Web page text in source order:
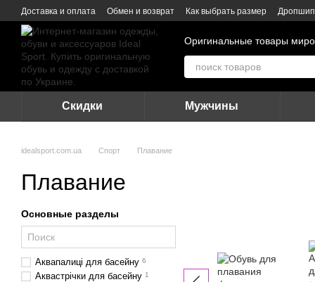
Перейти к основному контенту
Доставка и оплата Обмен и возврат Как выбрать размер
Оригинальные товары
Скидки Мужчины
idealsport.com.ua Спорт Плавание
Плавание
Основные разделы
Аквапалиці для басейну 6
Аквастрічки для басейну 1